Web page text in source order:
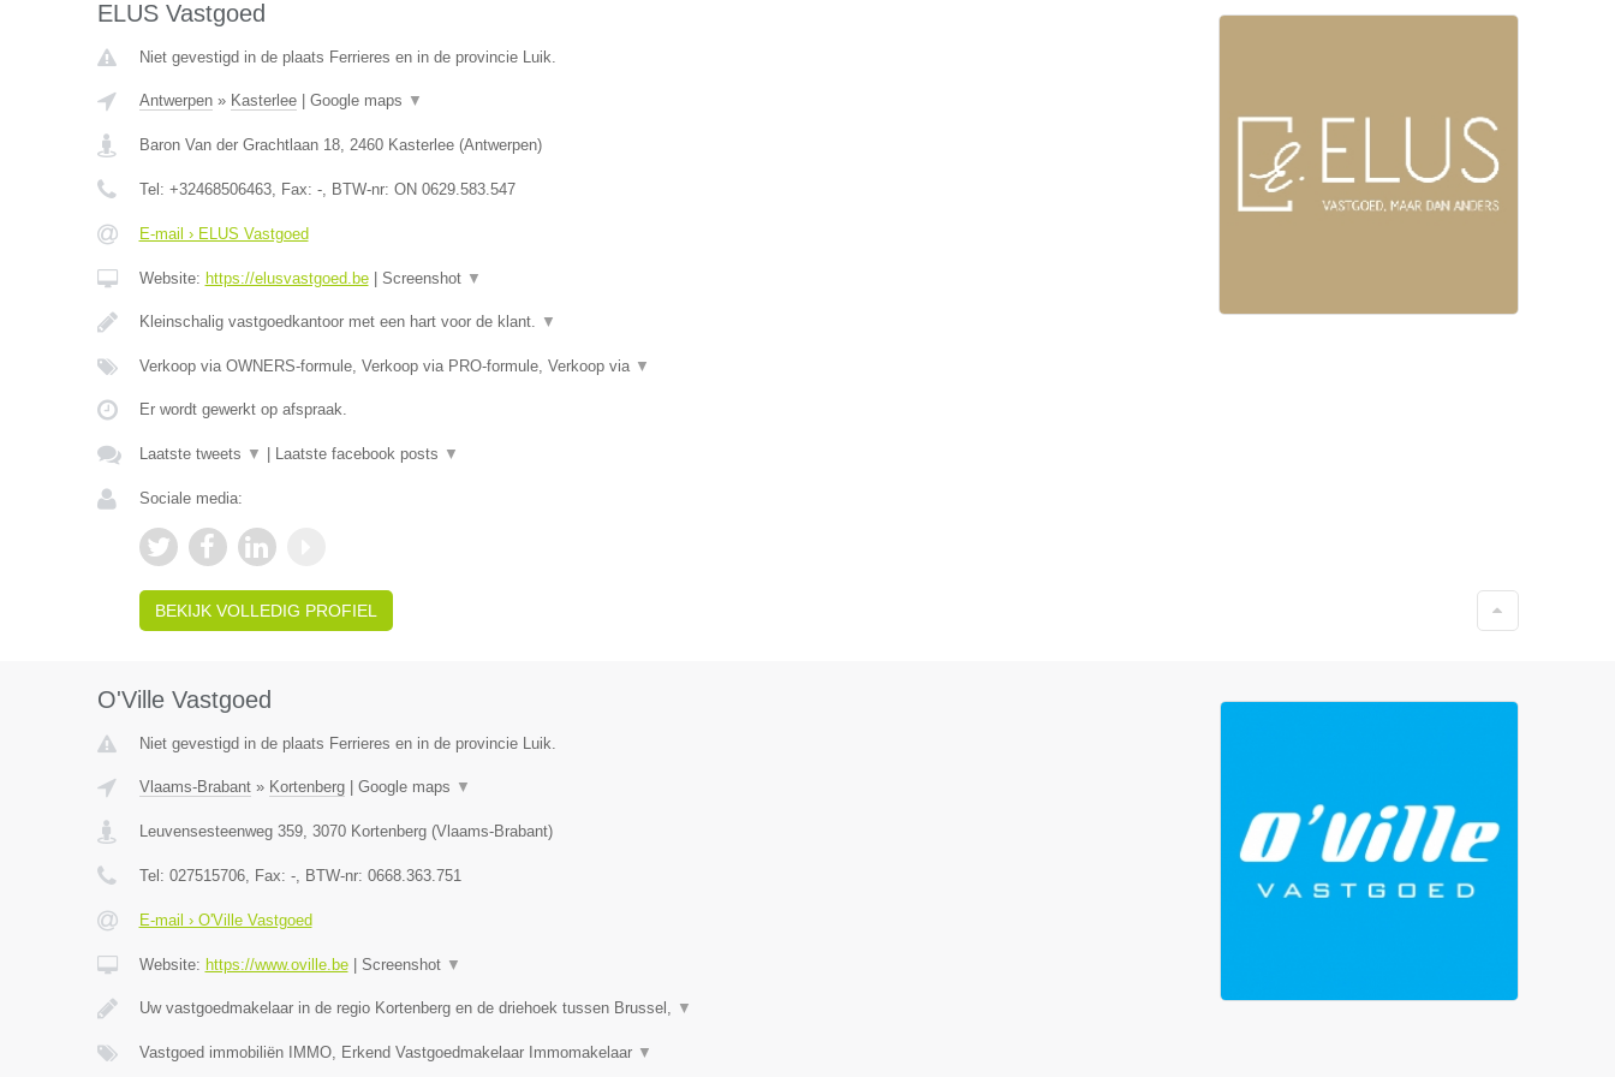
ELUS Vastgoed
Niet gevestigd in de plaats Ferrieres en in de provincie Luik.
Antwerpen» Kasterlee| Google maps ▼
Baron Van der Grachtlaan 18, 2460 Kasterlee(Antwerpen)
Tel: +32468506463, Fax: -, BTW-nr: ON 0629.583.547
E-mail › ELUS Vastgoed
Website: https://elusvastgoed.be| Screenshot ▼
Kleinschalig vastgoedkantoor met een hart voor de klant. ▼
Verkoop via OWNERS-formule, Verkoop via PRO-formule, Verkoop via ▼
Er wordt gewerkt op afspraak.
Laatste tweets ▼ Laatste facebook posts ▼
Sociale media:
BEKIJK VOLLEDIG PROFIEL
O'Ville Vastgoed
Niet gevestigd in de plaats Ferrieres en in de provincie Luik.
Vlaams-Brabant» Kortenberg| Google maps ▼
Leuvensesteenweg 359, 3070 Kortenberg(Vlaams-Brabant)
Tel: 027515706, Fax: -, BTW-nr: 0668.363.751
E-mail › O'Ville Vastgoed
Website: https://www.oville.be| Screenshot ▼
Uw vastgoedmakelaar in de regio Kortenberg en de driehoek tussen Brussel, ▼
Vastgoed immobiliën IMMO, Erkend Vastgoedmakelaar Immomakelaar ▼